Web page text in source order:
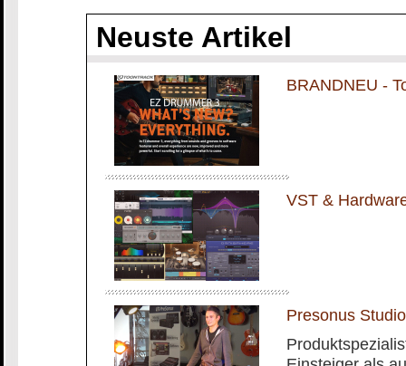
Neuste Artikel
BRANDNEU -
VST &
Presonus